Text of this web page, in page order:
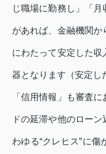
じ職場に勤務し」「
があれば、金融機関
にわたって安定した
器となります（安定し
「信用情報」も審査
ドの延滞や他のロー
わゆる“クレヒス”に